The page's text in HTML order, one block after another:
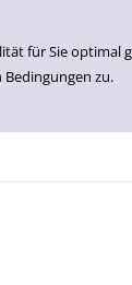
für Sie optimal
zu.